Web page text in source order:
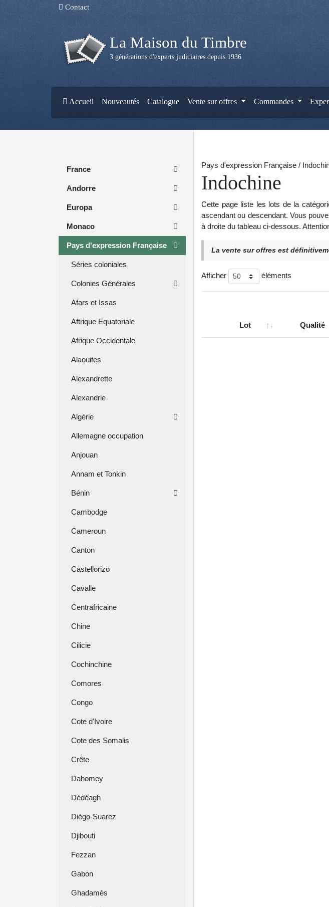
Contact
La Maison du Timbre
3 générations d'experts judiciaires depuis 1936
Accueil Nouveautés Catalogue Vente sur offres Commandes
France
Andorre
Europa
Monaco
Pays d'expression Française
Séries coloniales
Colonies Générales
Afars et Issas
Aftrique Equatoriale
Afrique Occidentale
Alaouites
Alexandrette
Alexandrie
Algérie
Allemagne occupation
Anjouan
Annam et Tonkin
Bénin
Cambodge
Cameroun
Canton
Castellorizo
Cavalle
Centrafricaine
Chine
Cilicie
Cochinchine
Comores
Congo
Cote d'Ivoire
Cote des Somalis
Crête
Dahomey
Dédéagh
Diégo-Suarez
Djibouti
Fezzan
Gabon
Ghadamès
Pays d'expression Française /
Indochine
Cette page liste les lots de la
ascendant ou descendant. Vous
à droite du tableau ci-dessous.
La vente sur offres est
Afficher éléments
Lot Qualité